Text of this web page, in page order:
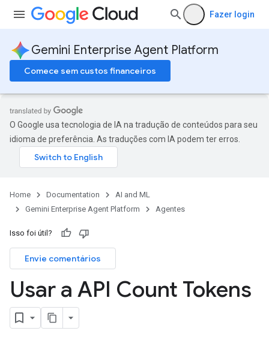
Fazer login
Gemini Enterprise Agent Platform
Comece sem custos financeiros
O Google usa tecnologia de IA na tradução de conteúdos para seu
idioma de preferência. As traduções com IA podem ter erros.
Home Documentation
AI and ML
Gemini Enterprise Agent Platform
Agentes
Isso foi útil?
Envie comentários
Usar a API Count Tokens